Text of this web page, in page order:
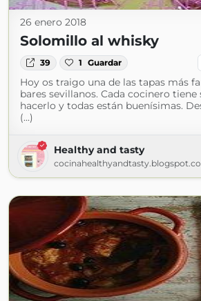
26 enero 2018
Solomillo al whisky
39 1 Guardar
Hoy os traigo una de las tapas más
bares sevillanos. Cada cocinero
hacerlo y todas están buenísimas.
(...)
Healthy and tasty